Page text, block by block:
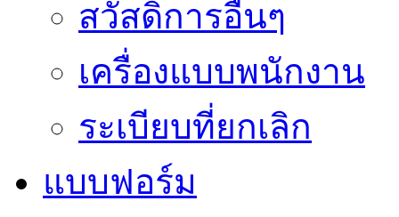
สวัสดิการอื่นๆ
เครื่องแบบพนักงาน
ระเบียบที่ยกเลิก
แบบฟอร์ม